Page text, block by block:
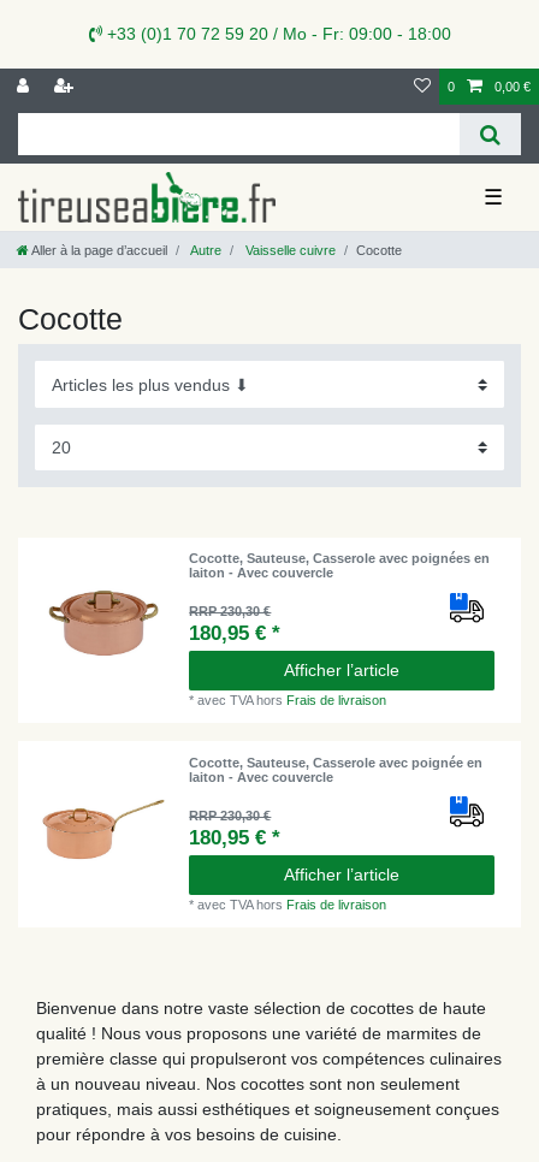
+33 (0)1 70 72 59 20 / Mo - Fr: 09:00 - 18:00
0 0,00 €
☰
Aller à la page d’accueil Autre Vaisselle cuivre Cocotte
Cocotte
Cocotte, Sauteuse, Casserole avec poignées en
laiton - Avec couvercle
RRP 230,30 €
180,95 € *
Afficher l’article
*avec TVAhors Frais de livraison
Cocotte, Sauteuse, Casserole avec poignée en
laiton - Avec couvercle
RRP 230,30 €
180,95 € *
Afficher l’article
*avec TVAhorsFrais de livraison
Bienvenue dans notre vaste sélection de cocottes de haute
qualité ! Nous vous proposons une variété de marmites de
première classe qui propulseront vos compétences culinaires
à un nouveau niveau. Nos cocottes sont non seulement
pratiques, mais aussi esthétiques et soigneusement conçues
pour répondre à vos besoins de cuisine.